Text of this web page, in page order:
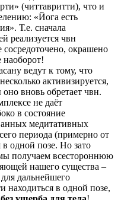
(читтавритти), что и
«Йога есть
Т.е. сначала
реализуется чвн
сосредоточено, окрашено
ведут к тому, что
активизируется,
вновь обретает чвн.
не даёт
в состояние
медитативных
периода (примерно от
в одной позе. Но зато
получаем всестороннюю
нашего существа –
дальнейшего
находиться в одной позе,